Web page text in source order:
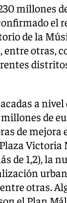
millones
de la
entre otras,
a
de
de
Victoria
de 1,2), la
entre otras.